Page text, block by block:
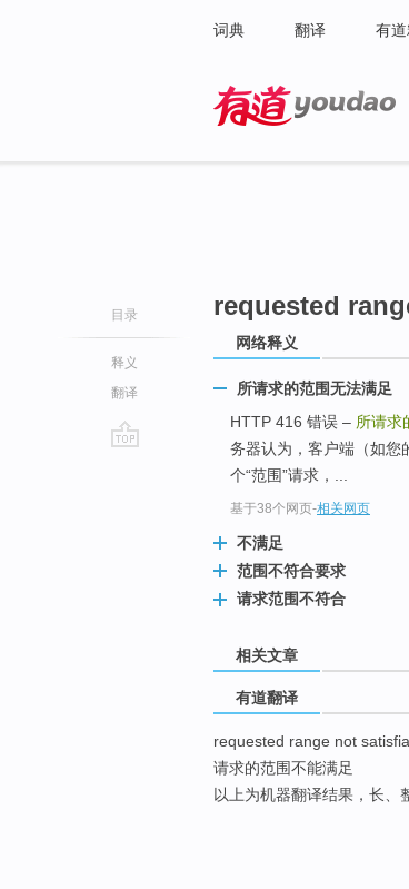
词典 翻译 有
目录
释义
翻译
requested
网络释义
所请求的范围无法满足
HTTP 416 错误 – 所请求
务器认为，客户端（如您
个“范围”请求，...
基于38个网页-相关网页
不满足
范围不符合要求
请求范围不符合
相关文章
有道翻译
requested range not
请求的范围不能满足
以上为机器翻译结果，长、